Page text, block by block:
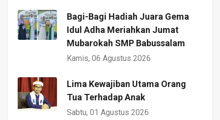
Bagi-Bagi Hadiah Juara Gema
Idul Adha Meriahkan Jumat
Mubarokah SMP Babussalam
Kamis, 06 Agustus 2026
Lima Kewajiban Utama Orang
Tua Terhadap Anak
Sabtu, 01 Agustus 2026